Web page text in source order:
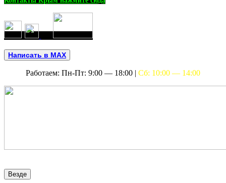
Написать в MAX
Работаем: Пн-Пт: 9:00 — 18:00 | Сб: 10:00 — 14:00
Везде